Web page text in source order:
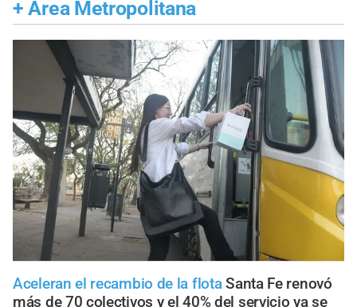
+ Área Metropolitana
Aceleran el recambio de la flota Santa Fe renovó
más de 70 colectivos y el 40% del servicio ya se